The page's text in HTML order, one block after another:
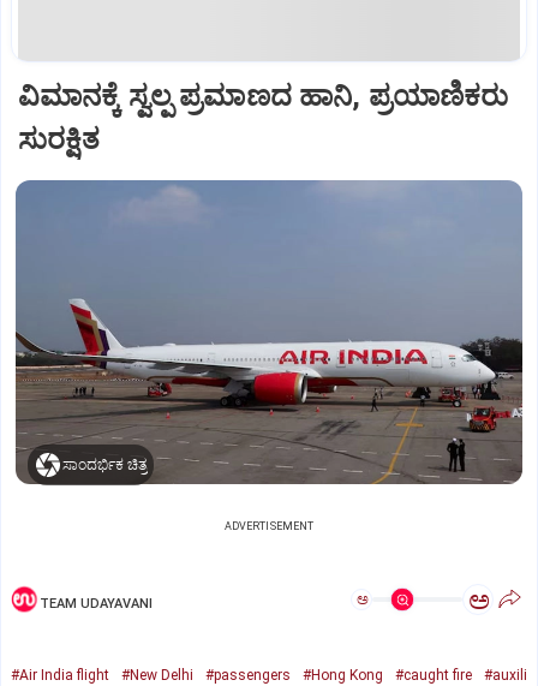
ವಿಮಾನಕ್ಕೆ ಸ್ವಲ್ಪ ಪ್ರಮಾಣದ ಹಾನಿ, ಪ್ರಯಾಣಿಕರು
ಸುರಕ್ಷಿತ
ಸಾಂದರ್ಭಿಕ ಚಿತ್ರ
ADVERTISEMENT
TEAM UDAYAVANI ಅ ಅ
#Air India flight #New Delhi #passengers #Hong Kong #caught fire
#auxili